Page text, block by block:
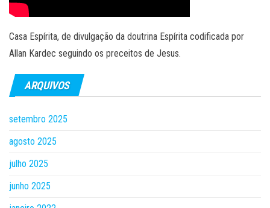
Casa Espírita, de divulgação da doutrina Espírita codificada por
Allan Kardec seguindo os preceitos de Jesus.
ARQUIVOS
setembro 2025
agosto 2025
julho 2025
junho 2025